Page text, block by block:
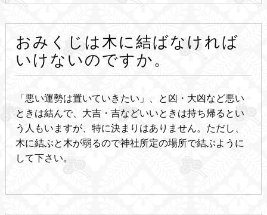
おみくじは木に結ばなければ
いけないのですか。
「悪い運勢は置いていきたい」、と凶・大凶など悪い
ときは結んで、大吉・吉などいいときは持ち帰るとい
う人もいますが、特に決まりはありません。ただし、
木に結ぶと木が弱るので神社所定の場所で結ぶように
して下さい。